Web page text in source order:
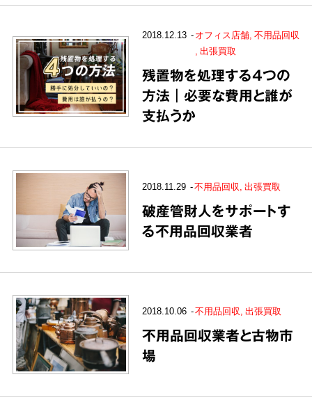
2018.12.13 オフィス店舗 不用品回収
出張買取
残置物を処理する4つの
方法｜必要な費用と誰が
支払うか
2018.11.29 不用品回収 出張買取
破産管財人をサポートす
る不用品回収業者
2018.10.06 不用品回収 出張買取
不用品回収業者と古物市
場